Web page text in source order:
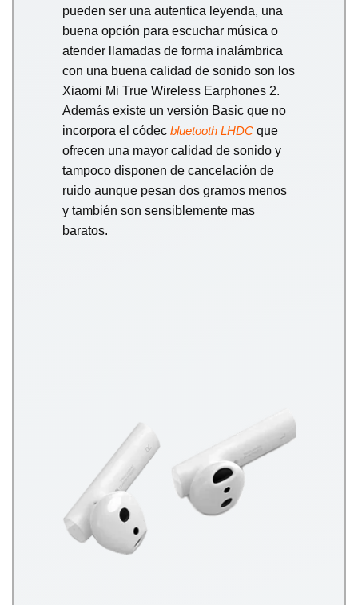
pueden ser una autentica leyenda, una
buena opción para escuchar música o
atender llamadas de forma inalámbrica
con una buena calidad de sonido son los
Xiaomi Mi True Wireless Earphones 2.
Además existe un versión Basic que no
incorpora el códec bluetooth LHDC que
ofrecen una mayor calidad de sonido y
tampoco disponen de cancelación de
ruido aunque pesan dos gramos menos
y también son sensiblemente mas
baratos.